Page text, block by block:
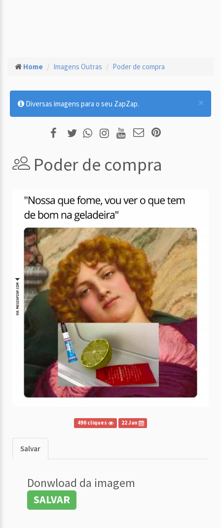
Home Imagens Outras Poder de compra
×
Diversas imagens para o seu ZapZap.
Poder de compra
490 cliques 22 Jan
Salvar
Donwload da imagem
SALVAR